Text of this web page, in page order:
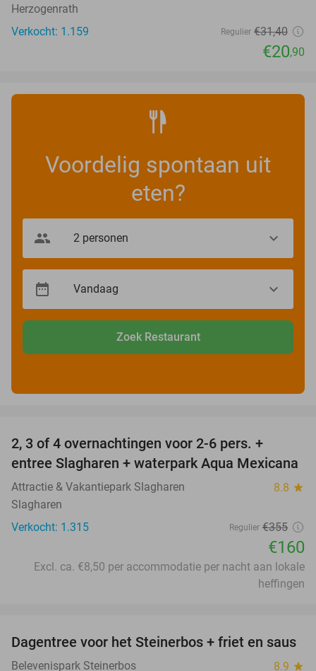
Herzogenrath
Verkocht: 1.159
Regulier €31,40
€20,90
Voordelig spontaan uit
eten?
Zoek Restaurant
2, 3 of 4 overnachtingen voor 2-6 pers. +
entree Slagharen + waterpark Aqua Mexicana
Attractie & Vakantiepark Slagharen 8.8 star
Slagharen
Verkocht: 1.315
Regulier €355
€160
Excl. ca. €8,50 per accommodatie per nacht aan lokale
heffingen
37%
Dagentree voor het Steinerbos + friet en saus
Belevenispark Steinerbos 8.9 star